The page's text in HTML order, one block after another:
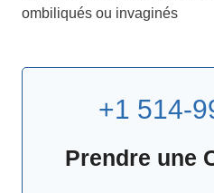
ombiliqués ou invaginés
+1 514-
Prendre une